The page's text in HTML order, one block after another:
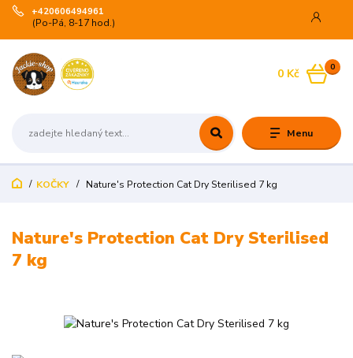
Menu
+420606494961
(Po-Pá, 8-17 hod.)
0
0 Kč
KOČKY Nature's Protection Cat Dry Sterilised 7 kg
Nature's Protection Cat Dry Sterilised
7 kg